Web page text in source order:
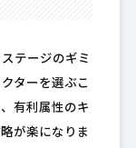
テージのギミ
ターを選ぶこ
有利属性のキ
が楽になりま